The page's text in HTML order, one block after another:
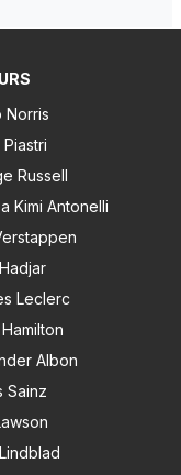
Spyker ooit aan
door iederee
vanwege een
Formule 1 race r
Norris
Russell
Kimi Antonelli
Leclerc
Albon
Sainz